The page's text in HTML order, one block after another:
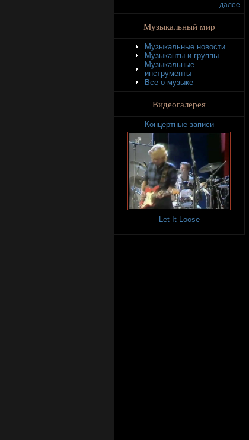
далее
Музыкальный мир
Музыкальные новости
Музыканты и группы
Музыкальные
инструменты
Все о музыке
Видеогалерея
Концертные записи
Let It Loose